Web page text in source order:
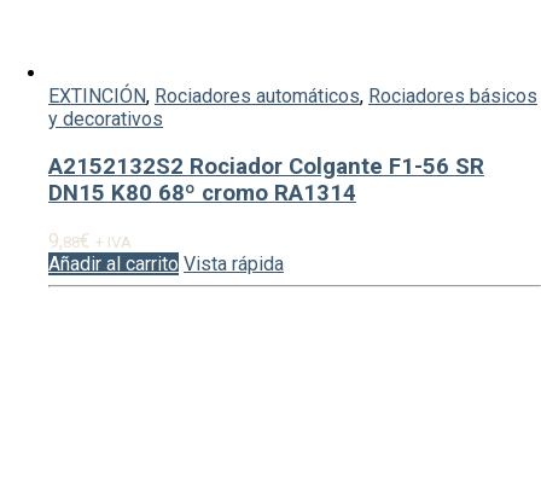
EXTINCIÓN, Rociadores automáticos, Rociadores básicos
y decorativos
A2152132S2 Rociador Colgante F1-56 SR
DN15 K80 68º cromo RA1314
9,88€ + IVA
Añadir al carrito Vista rápida